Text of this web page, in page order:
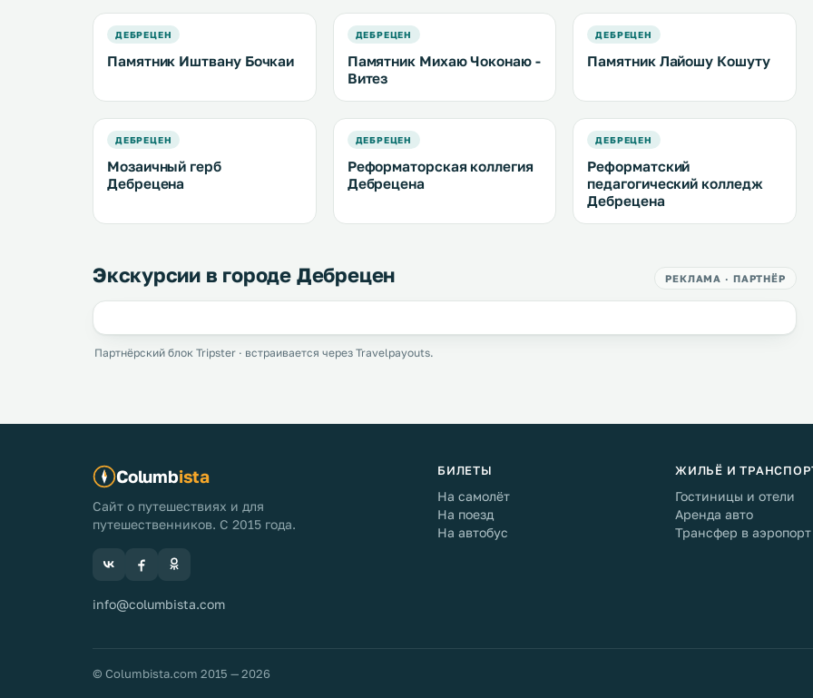
ДЕБРЕЦЕН
Памятник Иштвану Бочкаи
ДЕБРЕЦЕН
Памятник Михаю Чоконаю -
Витез
ДЕБРЕЦЕН
Памятник Лайошу Кошуту
ДЕБРЕЦЕН
Мозаичный герб
Дебрецена
ДЕБРЕЦЕН
Реформаторская коллегия
Дебрецена
ДЕБРЕЦЕН
Реформатский
педагогический колледж
Дебрецена
Экскурсии в городе Дебрецен РЕКЛАМА · ПАРТНЁР
Партнёрский блок Tripster · встраивается через Travelpayouts.
Columbista
Сайт о путешествиях и для
путешественников. С 2015 года.
info@columbista.com
БИЛЕТЫ
На самолёт
На поезд
На автобус
ЖИЛЬЁ И
Гостиницы и отели
Аренда авто
Трансфер в аэропорт
© Columbista.com 2015 — 2026